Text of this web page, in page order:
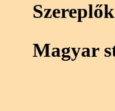
Magyar